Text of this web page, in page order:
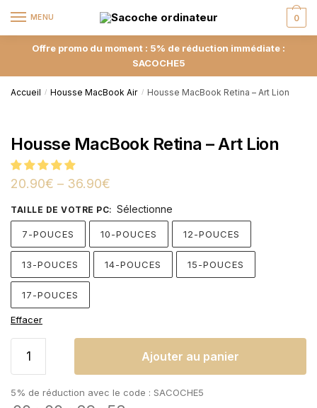
MENU 0
Offre promo du moment : 5% de réduction immédiate :
SACOCHE5
Accueil / Housse MacBook Air / Housse MacBook Retina – Art Lion
Housse MacBook Retina – Art Lion
20.90€ – 36.90€
TAILLE DE VOTRE PC: Sélectionne
7-POUCES 10-POUCES 12-POUCES
13-POUCES 14-POUCES 15-POUCES
17-POUCES
Effacer
Ajouter au panier
5% de réduction avec le code : SACOCHE5